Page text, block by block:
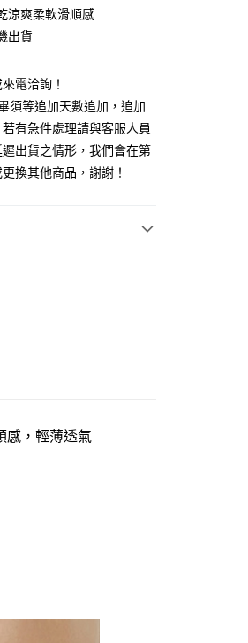
商業銀行
商業銀行
商業銀行
商業銀行
東國際商業銀行
（台灣）商業銀行
信託商業銀行
21家銀行
商業銀行
國際商業銀行
商業銀行
泰商業銀行
國際商業銀行
商業銀行
商業銀行
富邦商業銀行
中商業銀行
商業銀行
國際商業銀行
將跳轉至「AFTEE先享後
即可完成結帳。
。
仍視為有效，需透過AFTEE
先享後付」服務完成之
費
涼爽柔軟滑順感
出貨
電洽詢！
須等追加天數追加，追加
有急件處理請與客服人員
出貨之情形，我們會在第
換其他商品，謝謝！
感，輕薄透氣